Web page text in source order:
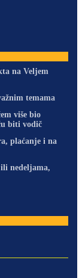
na Veljem
temama
više bio
biti vodič
plaćanje i na
nedeljama,